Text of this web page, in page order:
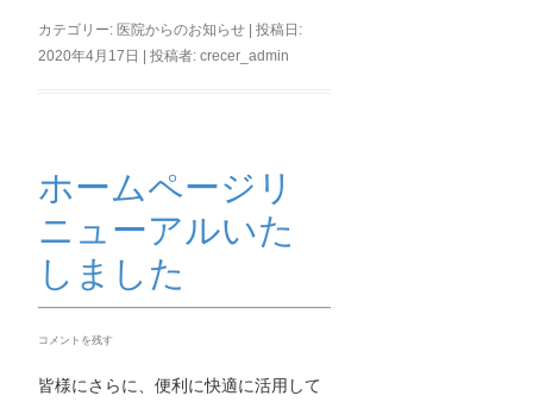
カテゴリー: 医院からのお知らせ | 投稿日:
2020年4月17日
|投稿者:crecer_admin
ホームページリ
ニューアルいた
しました
コメントを残す
皆様にさらに、便利に快適に活用して